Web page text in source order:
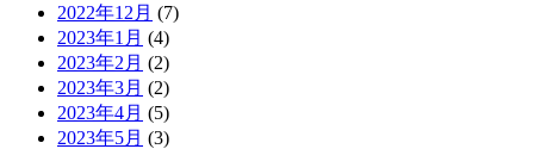
2022年12月 (7)
2023年1月 (4)
2023年2月 (2)
2023年3月 (2)
2023年4月 (5)
2023年5月 (3)